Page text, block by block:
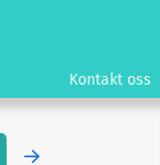
Kontakt oss